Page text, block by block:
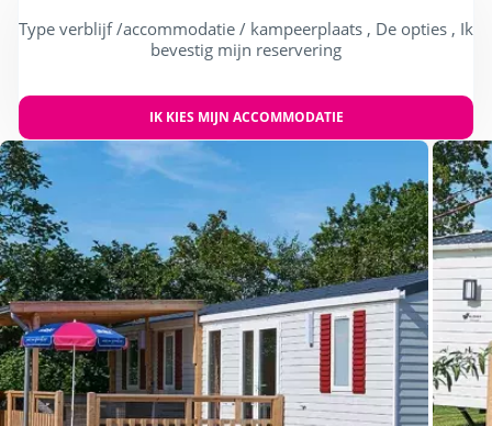
Type verblijf /accommodatie / kampeerplaats , De opties , Ik
bevestig mijn reservering
IK KIES MIJN ACCOMMODATIE